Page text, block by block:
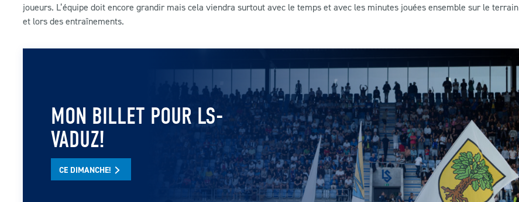
joueurs. L’équipe doit encore grandir mais cela viendra surtout avec le temps et avec les minutes jouées ensemble sur le terrain
et lors des entraînements.
MON BILLET POUR LS-
VADUZ!
CE DIMANCHE!